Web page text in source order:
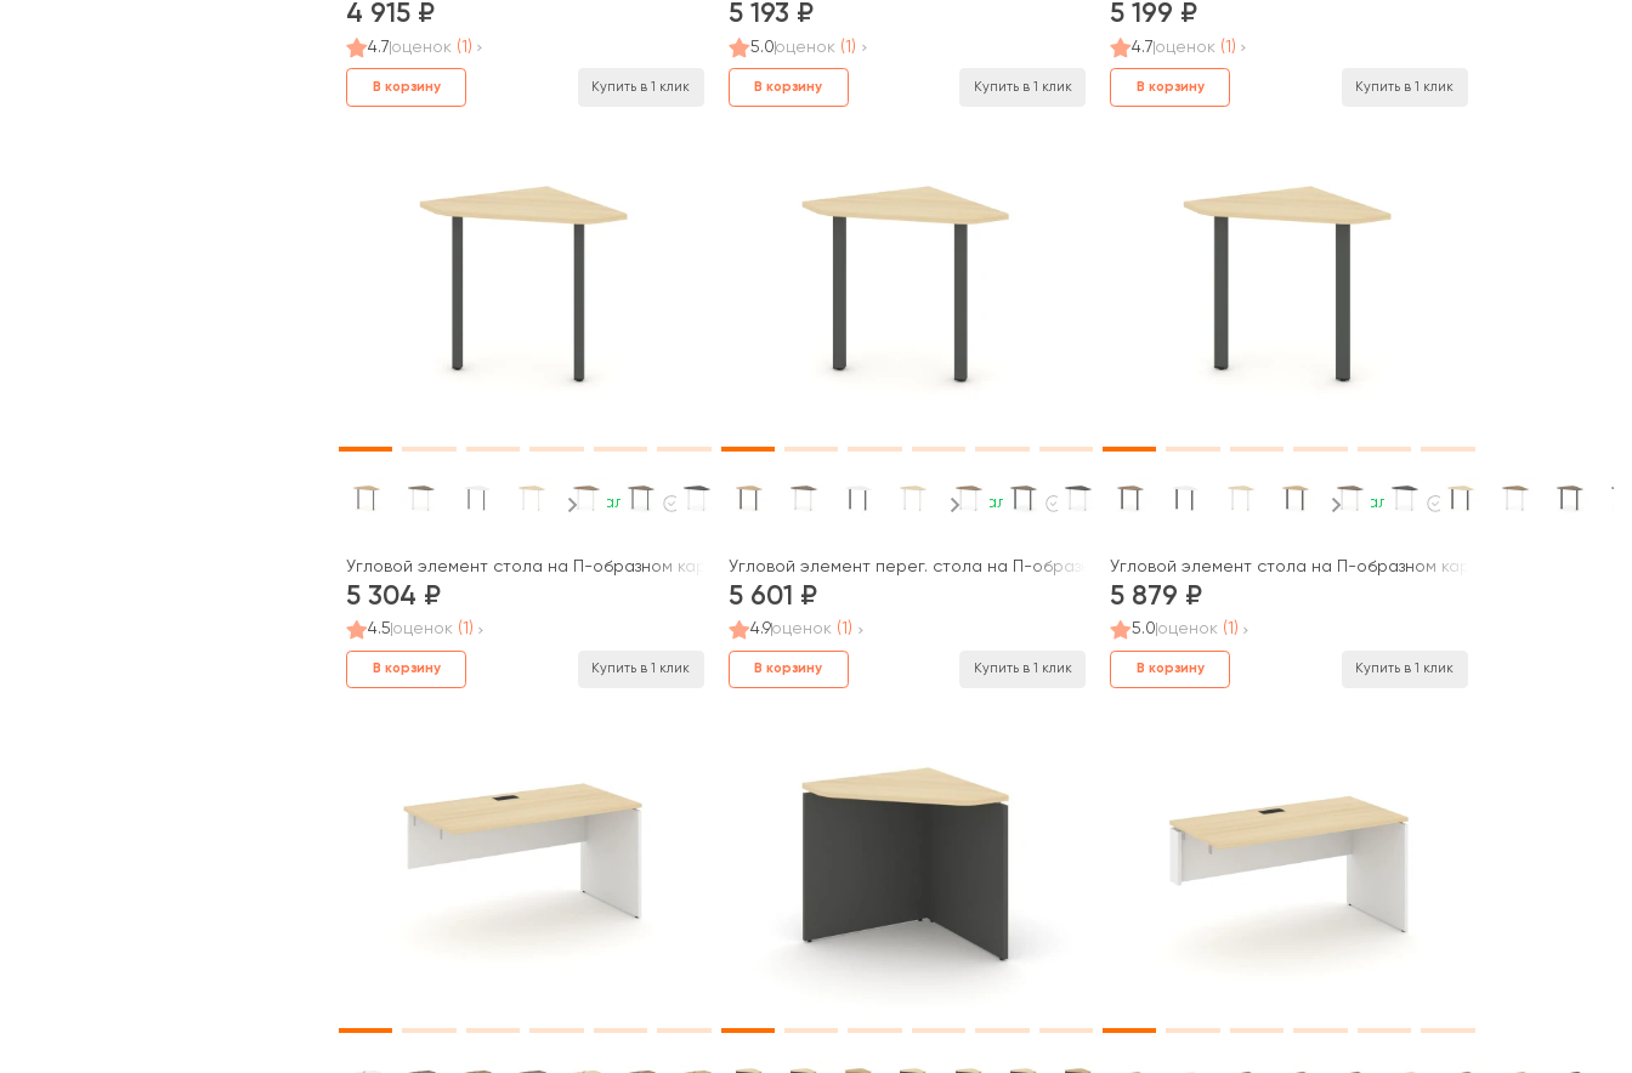
4 915
4.7оценок (1)
В корзину Купить в 1 клик
5 193
5.0оценок (1)
В корзину Купить в 1 клик
5 199
4.7оценок (1)
В корзину Купить в 1 клик
В наличии
Угловой элемент стола на П-образном каркасе 40 мм 800x800x750 Стайл Проджект / Style Project
5 304
4.5 оценок (1)
В корзину Купить в 1 клик
В наличии
Угловой элемент перег. стола на П-образном каркасе 50 мм 800x800x750 Стайл Проджект / Style Project
5 601
4.9оценок (1)
В корзину Купить в 1 клик
В наличии
Угловой элемент стола на П-образном каркасе 60 мм
5 879
5.0 оценок (1)
В корзину Купить в 1 клик